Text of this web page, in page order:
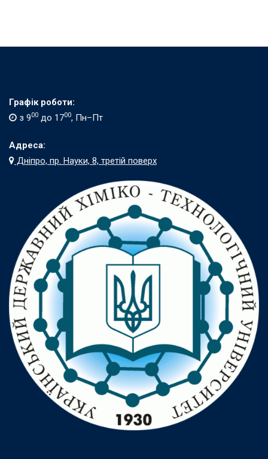
Графік роботи:
з 900 до 1700, Пн–Пт
Адреса:
Дніпро, пр. Науки, 8, третій поверх